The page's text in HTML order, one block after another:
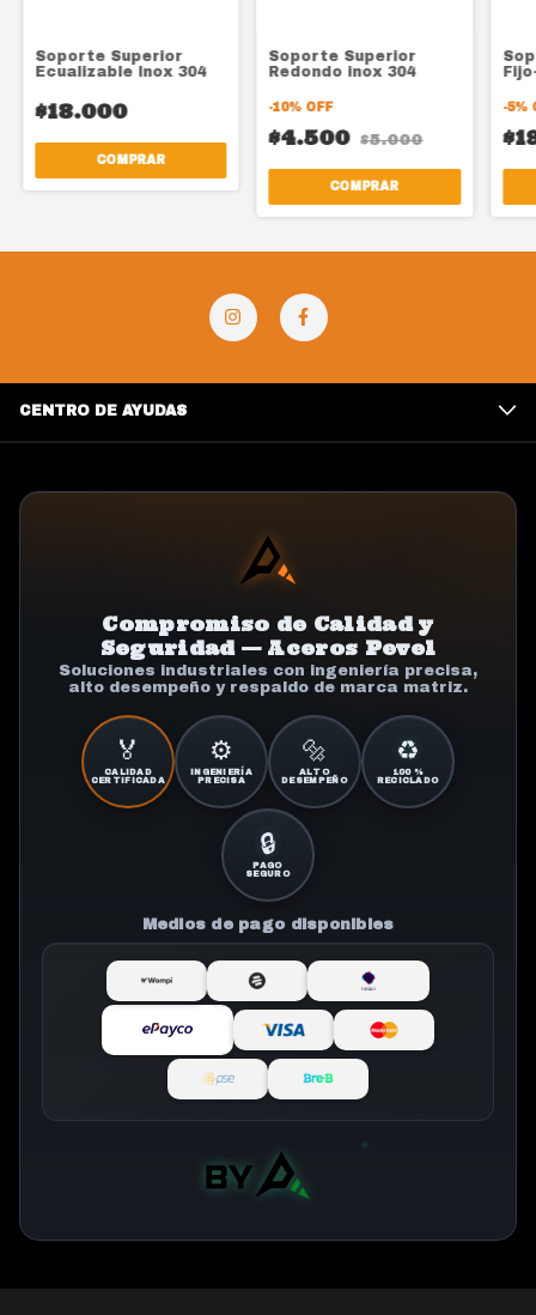
Soporte Superior
Ecualizable Inox 304
$18.000
COMPRAR
Soporte Superior
Redondo inox 304
-10% OFF
$4.500 $5.000
COMPRAR
-5%
CENTRO DE AYUDAS
Compromiso de Calidad y
Seguridad — Aceros Pevel
Soluciones industriales con ingeniería precisa,
alto desempeño y respaldo de marca matriz.
🏅
CALIDAD
CERTIFICADA
⚙️
INGENIERÍA
PRECISA
🔩
ALTO
DESEMPEÑO
♻️
100 %
RECICLADO
🔒
PAGO
SEGURO
Medios de pago disponibles